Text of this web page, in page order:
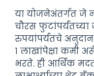
या योजनेअंतर्गत जे
चौरस
रुपयांपर्यंतचे
१ लाखांपेक्षा कमी
भरते. ही आर्थिक